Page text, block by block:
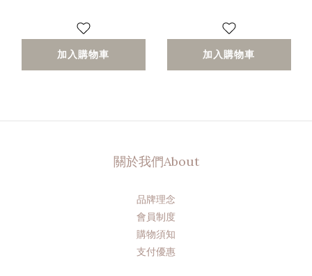
加入購物車 加入購物車
關於我們About
品牌理念
會員制度
購物須知
支付優惠